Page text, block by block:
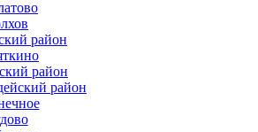
район
район
район